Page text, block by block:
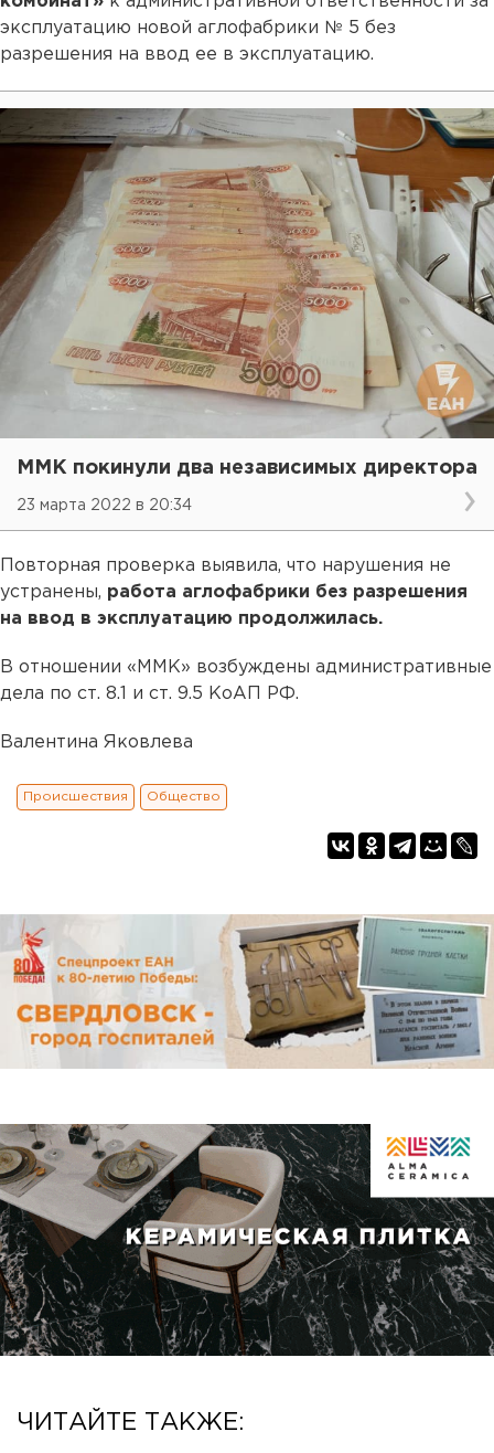
эксплуатацию новой аглофабрики № 5 без
разрешения на ввод ее в эксплуатацию.
ММК покинули два независимых директора
23 марта 2022 в 20:34
Повторная проверка выявила, что нарушения не
устранены, работа аглофабрики без разрешения
на ввод в эксплуатацию продолжилась.
В отношении «ММК» возбуждены административные
дела по ст. 8.1 и ст. 9.5 КоАП РФ.
Валентина Яковлева
Происшествия Общество
ЧИТАЙТЕ ТАКЖЕ: